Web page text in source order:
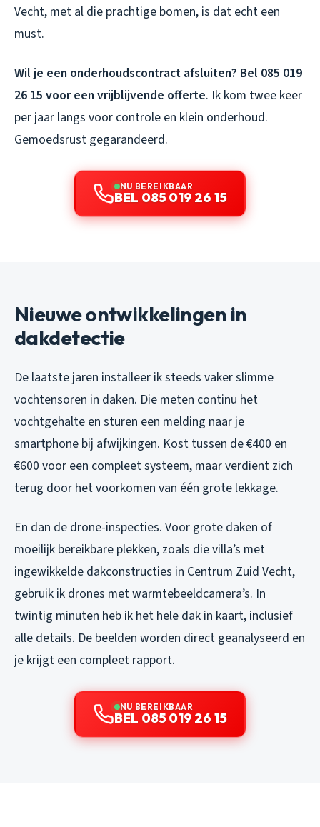
Vecht, met al die prachtige bomen, is dat echt een
must.
Wil je een onderhoudscontract afsluiten? Bel 085 019
26 15 voor een vrijblijvende offerte. Ik kom twee keer
per jaar langs voor controle en klein onderhoud.
Gemoedsrust gegarandeerd.
NU BEREIKBAAR
BEL 085 019 26 15
Nieuwe ontwikkelingen in
dakdetectie
De laatste jaren installeer ik steeds vaker slimme
vochtensoren in daken. Die meten continu het
vochtgehalte en sturen een melding naar je
smartphone bij afwijkingen. Kost tussen de €400 en
€600 voor een compleet systeem, maar verdient zich
terug door het voorkomen van één grote lekkage.
En dan de drone-inspecties. Voor grote daken of
moeilijk bereikbare plekken, zoals die villa’s met
ingewikkelde dakconstructies in Centrum Zuid Vecht,
gebruik ik drones met warmtebeeldcamera’s. In
twintig minuten heb ik het hele dak in kaart, inclusief
alle details. De beelden worden direct geanalyseerd en
je krijgt een compleet rapport.
NU BEREIKBAAR
BEL 085 019 26 15